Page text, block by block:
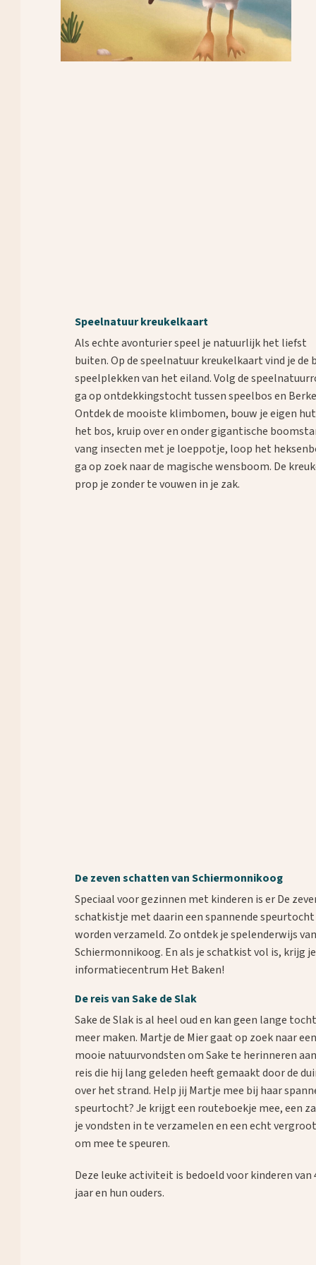
Speelnatuur kreukelkaart
Als echte avonturier speel je natuurlijk het liefst
buiten. Op de speelnatuur kreukelkaart vind je de
speelplekken van het eiland. Volg de
ga op ontdekkingstocht tussen speelbos en
Ontdek de mooiste klimbomen, bouw je eigen
het bos, kruip over en onder gigantische
vang insecten met je loeppotje, loop het
ga op zoek naar de magische wensboom. De
prop je zonder te vouwen in je zak.
De zeven schatten van Schiermonnikoog
Speciaal voor gezinnen met kinderen is er De
schatkistje met daarin een spannende
worden verzameld. Zo ontdek je spelenderwijs
Schiermonnikoog. En als je schatkist vol is, krijg
informatiecentrum Het Baken!
De reis van Sake de Slak
Sake de Slak is al heel oud en kan geen lange
meer maken. Martje de Mier gaat op zoek naar
mooie natuurvondsten om Sake te herinneren
reis die hij lang geleden heeft gemaakt door de
over het strand. Help jij Martje mee bij haar
speurtocht? Je krijgt een routeboekje mee, een
je vondsten in te verzamelen en een echt
om mee te speuren.
Deze leuke activiteit is bedoeld voor kinderen van
jaar en hun ouders.